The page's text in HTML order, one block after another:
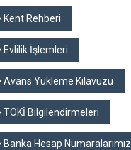
Kent Rehberi
Evlilik İşlemleri
Avans Yükleme Kılavuzu
TOKİ Bilgilendirmeleri
Banka Hesap Numaralarımız